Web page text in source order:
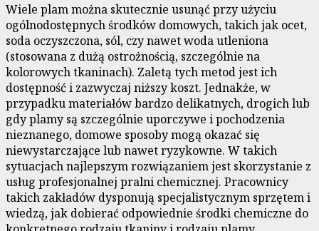
Wiele plam można skutecznie usunąć przy użyciu
ogólnodostępnych środków domowych, takich jak ocet,
soda oczyszczona, sól, czy nawet woda utleniona
(stosowana z dużą ostrożnością, szczególnie na
kolorowych tkaninach). Zaletą tych metod jest ich
dostępność i zazwyczaj niższy koszt. Jednakże, w
przypadku materiałów bardzo delikatnych, drogich lub
gdy plamy są szczególnie uporczywe i pochodzenia
nieznanego, domowe sposoby mogą okazać się
niewystarczające lub nawet ryzykowne. W takich
sytuacjach najlepszym rozwiązaniem jest skorzystanie z
usług profesjonalnej pralni chemicznej. Pracownicy
takich zakładów dysponują specjalistycznym sprzętem i
wiedzą, jak dobierać odpowiednie środki chemiczne do